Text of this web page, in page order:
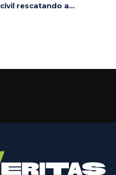
civil rescatando a...